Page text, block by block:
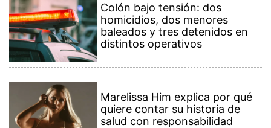
Colón bajo tensión: dos
homicidios, dos menores
baleados y tres detenidos en
distintos operativos
Marelissa Him explica por qué
quiere contar su historia de
salud con responsabilidad